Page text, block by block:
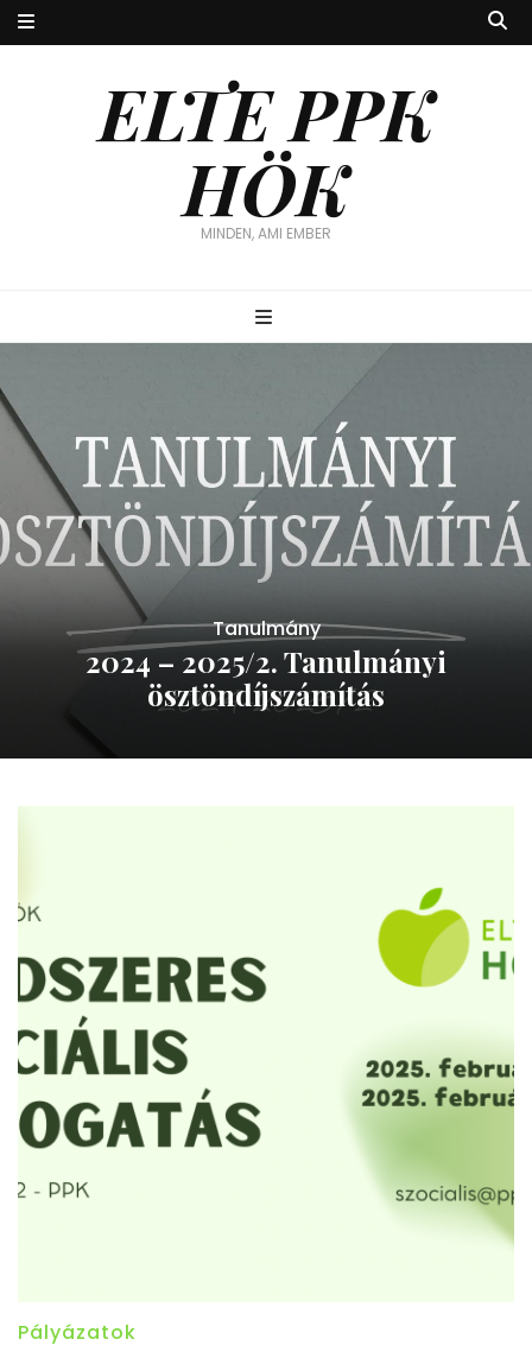
ELTE PPK
HÖK
MINDEN, AMI EMBER
Tanulmány
2024 – 2025/2. Tanulmányi
ösztöndíjszámítás
Pályázatok